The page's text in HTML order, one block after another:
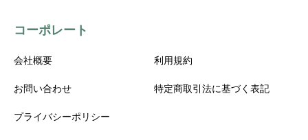
コーポレート
会社概要 利用規約
お問い合わせ 特定商取引法に基づく表記
プライバシーポリシー